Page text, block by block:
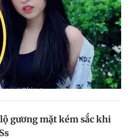
gương mặt kém sắc khi